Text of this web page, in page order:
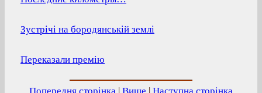
Зустрічі на бородянській землі
Переказали премію